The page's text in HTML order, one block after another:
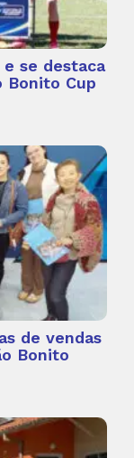
se destaca
Bonito Cup
de vendas
Bonito